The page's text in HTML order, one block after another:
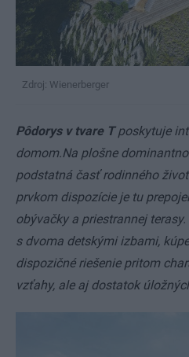
Zdroj: Wienerberger
Pôdorys v tvare Tposkytuje
domom.Na plošne
podstatná časť rodinného
prvkom dispozície je tu
obývačky a priestrannej
s dvoma detskými izbami,
dispozičné riešenie pritom
vzťahy, ale aj dostatok